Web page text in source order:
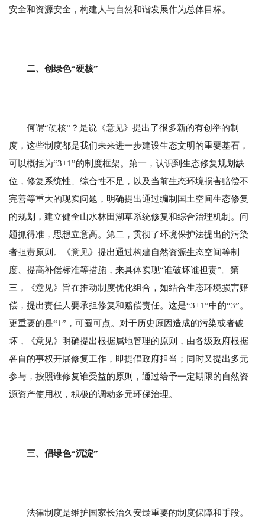
安全和资源安全，构建人与自然和谐发展作为总体目标。
二、创绿色“硬核”
何谓“硬核”？是说《意见》提出了很多新的有创举的制
度，这些制度都是我们未来进一步建设生态文明的重要基石，
可以概括为“3+1”的制度框架。第一，认识到生态修复规划缺
位，修复系统性、综合性不足，以及当前生态环境损害赔偿不
完善等重大的现实问题，明确提出通过编制国土空间生态修复
的规划，建立健全山水林田湖草系统修复和综合治理机制。问
题抓得准，思想立意高。第二，贯彻了环境保护法提出的污染
者担责原则。《意见》提出通过构建自然资源生态空间等制
度、提高补偿标准等措施，来具体实现“谁破坏谁担责”。第
三，《意见》旨在推动制度优化组合，如结合生态环境损害赔
偿，提出责任人要承担修复和赔偿责任。这是“3+1”中的“3”。
更重要的是“1”，可圈可点。对于历史原因造成的污染或者破
坏，《意见》明确提出根据属地管理的原则，由各级政府根据
各自的事权开展修复工作，即提倡政府担当；同时又提出多元
参与，按照谁修复谁受益的原则，通过给予一定期限的自然资
源资产使用权，积极的调动多元环保治理。
三、倡绿色“沉淀”
法律制度是维护国家长治久安最重要的制度保障和手段。